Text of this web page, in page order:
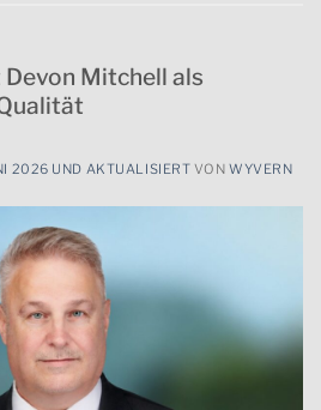
Mitchell als
2026 UND AKTUALISIERT VONWYVERN